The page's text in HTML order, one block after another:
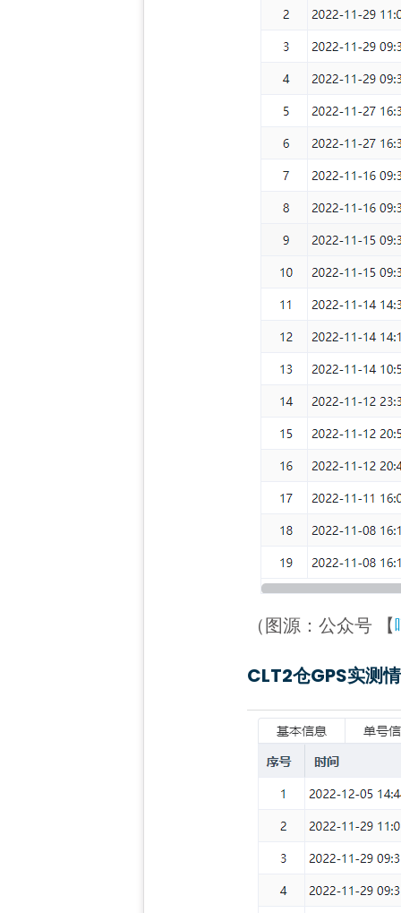
（图源：公众号 【
CLT2仓GPS实测